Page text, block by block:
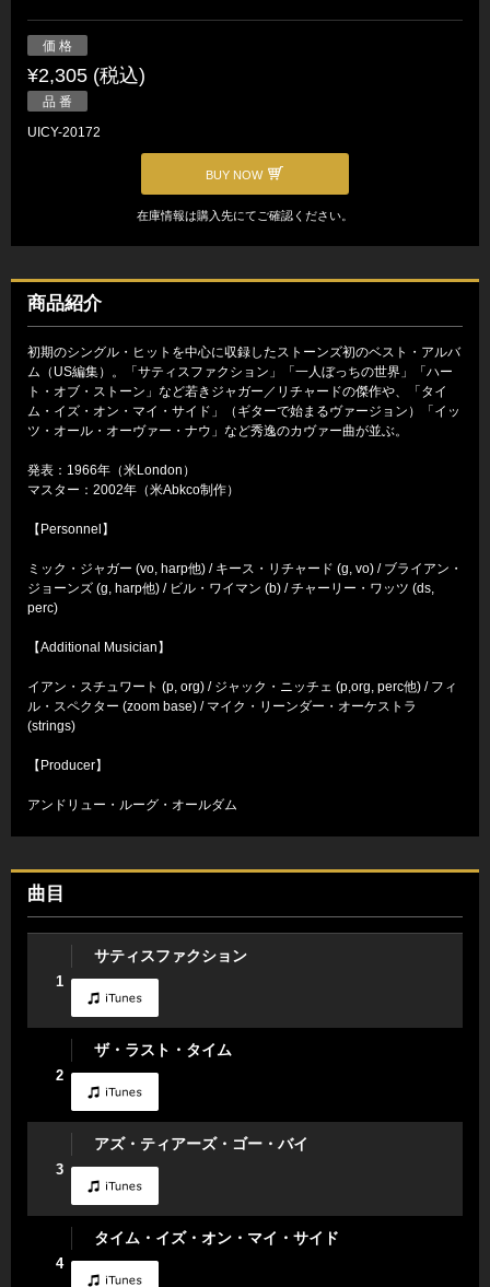
価 格
¥2,305 (税込)
品 番
UICY-20172
BUY NOW
在庫情報は購入先にてご確認ください。
商品紹介
初期のシングル・ヒットを中心に収録したストーンズ初のベスト・アルバ
ム（US編集）。「サティスファクション」「一人ぼっちの世界」「ハー
ト・オブ・ストーン」など若きジャガー／リチャードの傑作や、「タイ
ム・イズ・オン・マイ・サイド」（ギターで始まるヴァージョン）「イッ
ツ・オール・オーヴァー・ナウ」など秀逸のカヴァー曲が並ぶ。
発表：1966年（米London）
マスター：2002年（米Abkco制作）
【Personnel】
ミック・ジャガー (vo, harp他) / キース・リチャード (g, vo) / ブライアン・
ジョーンズ (g, harp他) / ビル・ワイマン (b) / チャーリー・ワッツ (ds,
perc)
【Additional Musician】
イアン・スチュワート (p, org) / ジャック・ニッチェ (p,org, perc他) / フィ
ル・スペクター (zoom base) / マイク・リーンダー・オーケストラ
(strings)
【Producer】
アンドリュー・ルーグ・オールダム
曲目
1
サティスファクション
2
ザ・ラスト・タイム
3
アズ・ティアーズ・ゴー・バイ
4
タイム・イズ・オン・マイ・サイド